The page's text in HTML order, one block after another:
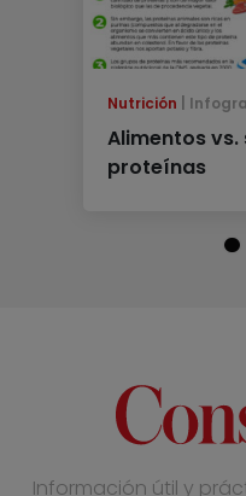
Nutrición
Alimentos
proteínas
Información útil y